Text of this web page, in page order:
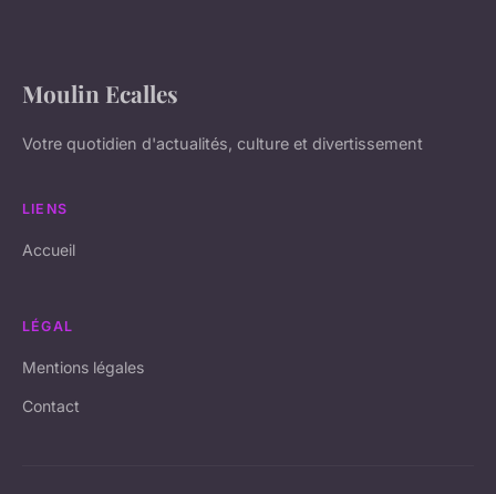
Moulin Ecalles
Votre quotidien d'actualités, culture et divertissement
LIENS
Accueil
LÉGAL
Mentions légales
Contact